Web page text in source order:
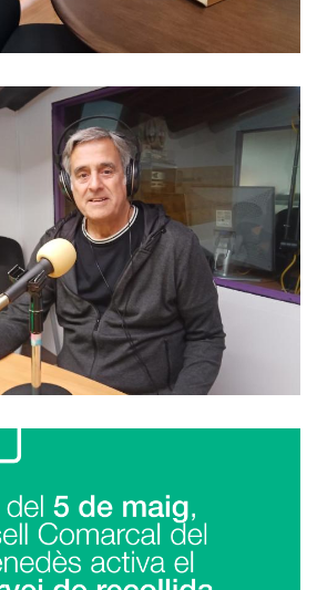
Al Dia Amb Jordi
De Benestar
Animal
Altres
Comarcal Del Baix
En Marxa El Nou
Recollida A Demanda